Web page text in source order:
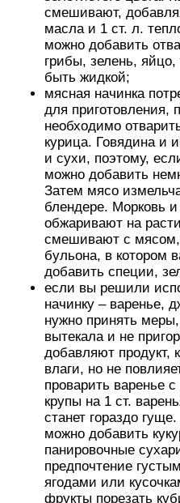
смешивают,
масла и 1 ст. л.
можно добавить
грибы, зелень,
быть жидкой;
мясная начинка
для приготовления,
необходимо
курица. Говядина и
и сухи, поэтому,
можно добавить
Затем мясо
блендере. Морковь
обжаривают на
смешивают с мясом,
бульона, в котором
добавить специи,
если вы решили
начинку – варенье,
нужно принять
вытекала и не
добавляют продукт,
влаги, но не
проварить варенье
крупы на 1 ст.
станет гораздо
можно добавить
панировочные
предпочтение
ягодами или
фрукты порезать